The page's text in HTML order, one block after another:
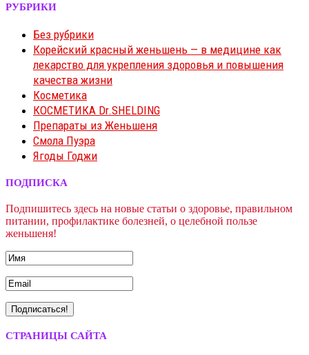
РУБРИКИ
Без рубрики
Корейский красный женьшень — в медицине как
лекарство для укрепления здоровья и повышения
качества жизни
Косметика
КОСМЕТИКА Dr.SHELDING
Препараты из Женьшеня
Смола Пуэра
Ягоды Годжи
ПОДПИСКА
Подпишитесь здесь на новые статьи о здоровье, правильном
питании, профилактике болезней, о целебной пользе
женьшеня!
СТРАНИЦЫ САЙТА